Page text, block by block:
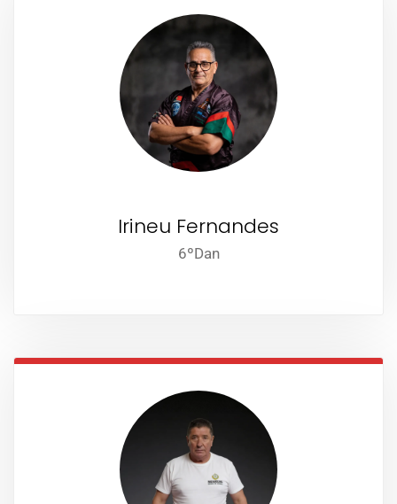
Irineu Fernandes
6ºDan